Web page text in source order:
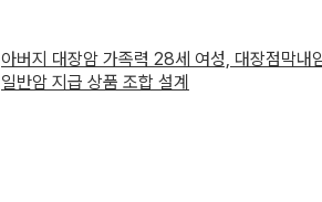
아버지 대장암 가족력 28세 여성, 대장점막내
일반암 지급 상품 조합 설계